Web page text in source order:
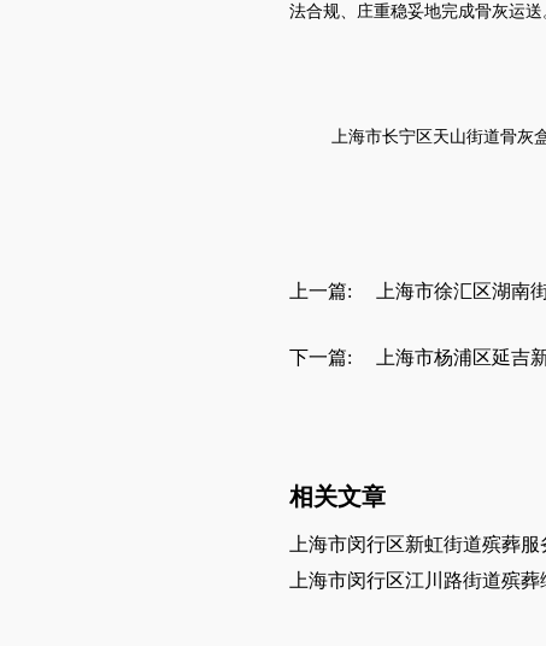
法合规、庄重稳妥地完成骨灰运送
上海市长宁区天山街道骨灰
上一篇: 上海市徐汇区湖南
下一篇: 上海市杨浦区延吉
相关文章
上海市闵行区新虹街道殡葬
上海市闵行区江川路街道殡